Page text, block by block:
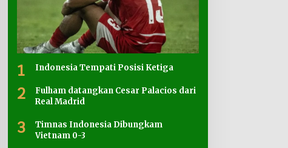
1 Indonesia Tempati Posisi Ketiga
2
Fulham datangkan Cesar Palacios dari
Real Madrid
3
Timnas Indonesia Dibungkam
Vietnam 0-3